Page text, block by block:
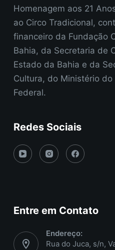
Homenagem aos 21
ao Circo Tradicional,
financeiro da Fundação
Bahia, da Secretaria de
Estado da Bahia e da
Cultura, do Ministério do
Federal.
Redes Sociais
Entre em Contato
Endereço:
Rua do Juca, s/n,